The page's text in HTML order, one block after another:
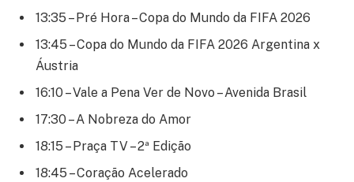
13:35 – Pré Hora – Copa do Mundo da FIFA 2026
13:45 – Copa do Mundo da FIFA 2026 Argentina x
Áustria
16:10 – Vale a Pena Ver de Novo – Avenida Brasil
17:30 – A Nobreza do Amor
18:15 – Praça TV – 2ª Edição
18:45 – Coração Acelerado